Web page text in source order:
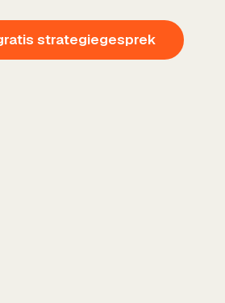
strategiegesprek